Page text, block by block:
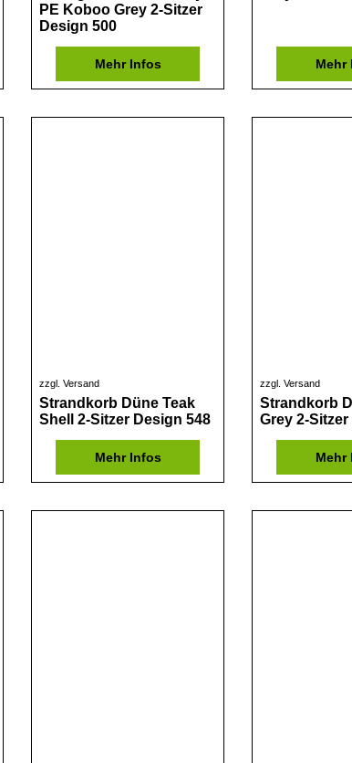
PE Koboo Grey 2-Sitzer
Design 500
Mehr Infos Mehr
zzgl. Versand
Strandkorb Düne Teak
Shell 2-Sitzer Design 548
Mehr Infos
zzgl. Versand
Strandkorb
Grey 2-
Mehr